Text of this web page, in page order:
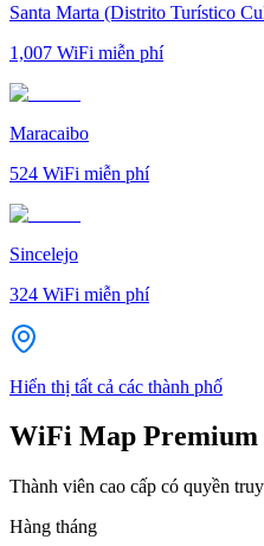
Santa Marta (Distrito Turístico
1,007 WiFi miễn phí
Maracaibo
524 WiFi miễn phí
Sincelejo
324 WiFi miễn phí
Hiển thị tất cả các thành phố
WiFi Map Premium
Thành viên cao cấp có quyền
Hàng tháng